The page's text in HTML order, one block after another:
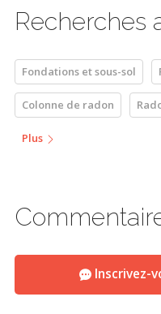
Recherches
Fondations et sous-sol
Colonne de radon
Plus
Inscrivez-